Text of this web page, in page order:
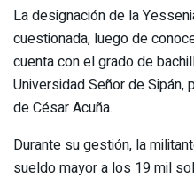
La designación de la
cuestionada, luego de
cuenta con el grado de
Universidad Señor de Sipán,
de César Acuña.
Durante su gestión, la
sueldo mayor a los 19 mil